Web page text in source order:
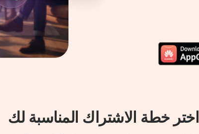
اختر خطة الاشتراك المناسبة لك